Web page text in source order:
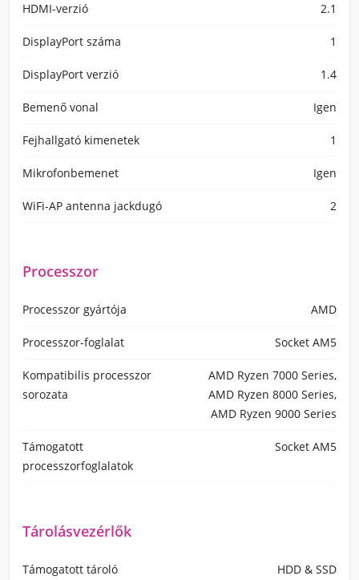
HDMI-verzió 2.1
DisplayPort száma 1
DisplayPort verzió 1.4
Bemenő vonal Igen
Fejhallgató kimenetek 1
Mikrofonbemenet Igen
WiFi-AP antenna jackdugó 2
Processzor
Processzor gyártója AMD
Processzor-foglalat Socket AM5
Kompatibilis processzor
sorozata
AMD Ryzen 7000 Series,
AMD Ryzen 8000 Series,
AMD Ryzen 9000 Series
Támogatott
processzorfoglalatok
Socket AM5
Tárolásvezérlők
Támogatott tároló
HDD & SSD